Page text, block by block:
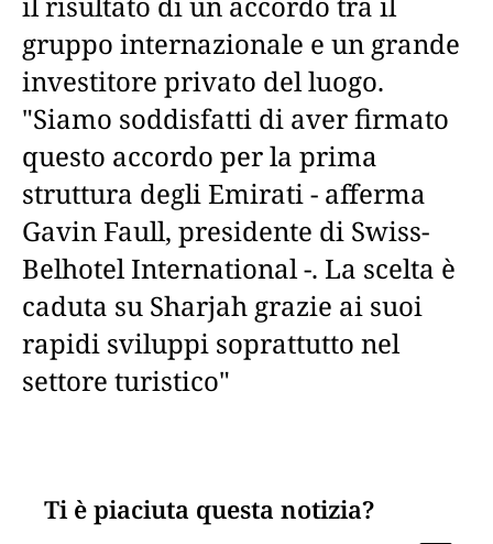
gruppo internazionale e un grande
investitore privato del luogo.
"Siamo soddisfatti di aver firmato
questo accordo per la prima
struttura degli Emirati - afferma
Gavin Faull, presidente di Swiss-
Belhotel International -. La scelta è
caduta su Sharjah grazie ai suoi
rapidi sviluppi soprattutto nel
settore turistico"
Ti è piaciuta questa notizia?